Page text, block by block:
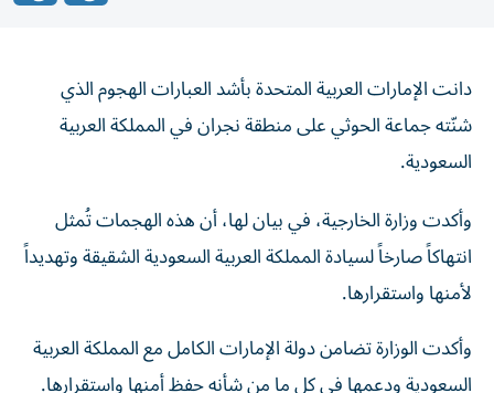
دانت الإمارات العربية المتحدة بأشد العبارات الهجوم الذي
شنّته جماعة الحوثي على منطقة نجران في المملكة العربية
السعودية.
انتهاكاً صارخاً لسيادة المملكة العربية السعودية الشقيقة وتهديداً
لأمنها واستقرارها.
السعودية ودعمها في كل ما من شأنه حفظ أمنها واستقرارها.